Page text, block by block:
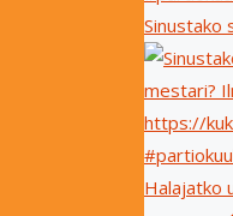
Sinustako
Halajatko